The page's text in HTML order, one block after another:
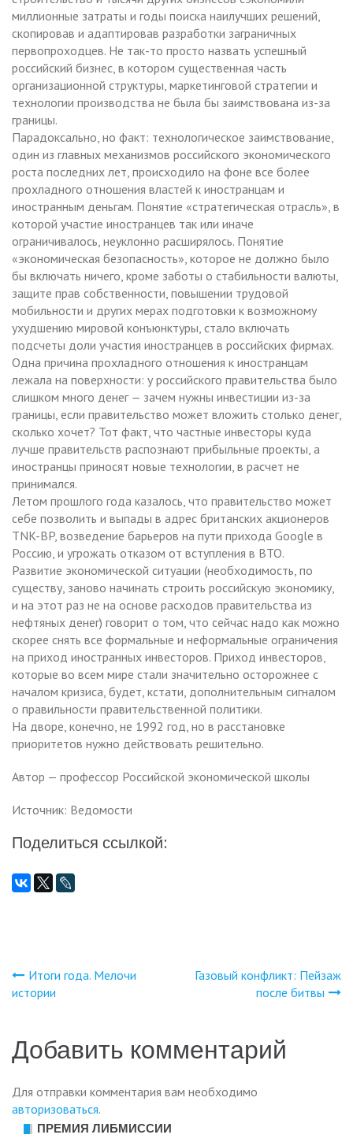
миллионные затраты и годы поиска наилучших решений,
скопировав и адаптировав разработки заграничных
первопроходцев. Не так-то просто назвать успешный
российский бизнес, в котором существенная часть
организационной структуры, маркетинговой стратегии и
технологии производства не была бы заимствована из-за
границы.
Парадоксально, но факт: технологическое заимствование,
один из главных механизмов российского экономического
роста последних лет, происходило на фоне все более
прохладного отношения властей к иностранцам и
иностранным деньгам. Понятие «стратегическая отрасль», в
которой участие иностранцев так или иначе
ограничивалось, неуклонно расширялось. Понятие
«экономическая безопасность», которое не должно было
бы включать ничего, кроме заботы о стабильности валюты,
защите прав собственности, повышении трудовой
мобильности и других мерах подготовки к возможному
ухудшению мировой конъюнктуры, стало включать
подсчеты доли участия иностранцев в российских фирмах.
Одна причина прохладного отношения к иностранцам
лежала на поверхности: у российского правительства было
слишком много денег — зачем нужны инвестиции из-за
границы, если правительство может вложить столько денег,
сколько хочет? Тот факт, что частные инвесторы куда
лучше правительств распознают прибыльные проекты, а
иностранцы приносят новые технологии, в расчет не
принимался.
Летом прошлого года казалось, что правительство может
себе позволить и выпады в адрес британских акционеров
TNK-BP, возведение барьеров на пути прихода Google в
Россию, и угрожать отказом от вступления в ВТО.
Развитие экономической ситуации (необходимость, по
существу, заново начинать строить российскую экономику,
и на этот раз не на основе расходов правительства из
нефтяных денег) говорит о том, что сейчас надо как можно
скорее снять все формальные и неформальные ограничения
на приход иностранных инвесторов. Приход инвесторов,
которые во всем мире стали значительно осторожнее с
началом кризиса, будет, кстати, дополнительным сигналом
о правильности правительственной политики.
На дворе, конечно, не 1992 год, но в расстановке
приоритетов нужно действовать решительно.
Автор — профессор Российской экономической школы
Источник: Ведомости
Поделиться ссылкой:
Навигация
записям
Итоги года. Мелочи
истории
Газовый конфликт: Пейзаж
после битвы
Добавить комментарий
Для отправки комментария вам необходимо
авторизоваться.
ПРЕМИЯ ЛИБМИССИИ